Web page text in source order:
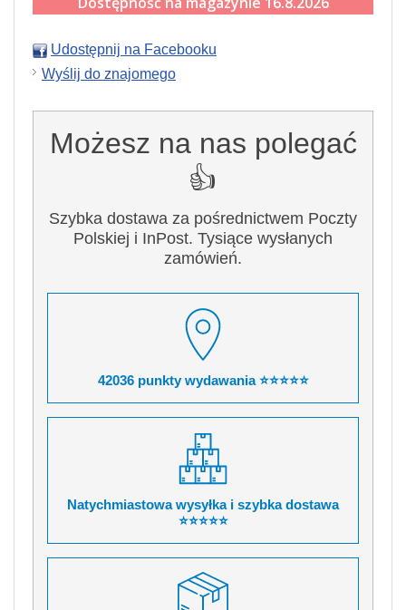
Udostępnij na Facebooku
Wyślij do znajomego
Możesz na nas polegać
👍
Szybka dostawa za pośrednictwem Poczty
Polskiej i InPost. Tysiące wysłanych
zamówień.
42036 punkty wydawania ⭐⭐⭐⭐⭐
Natychmiastowa wysyłka i szybka dostawa
⭐⭐⭐⭐⭐